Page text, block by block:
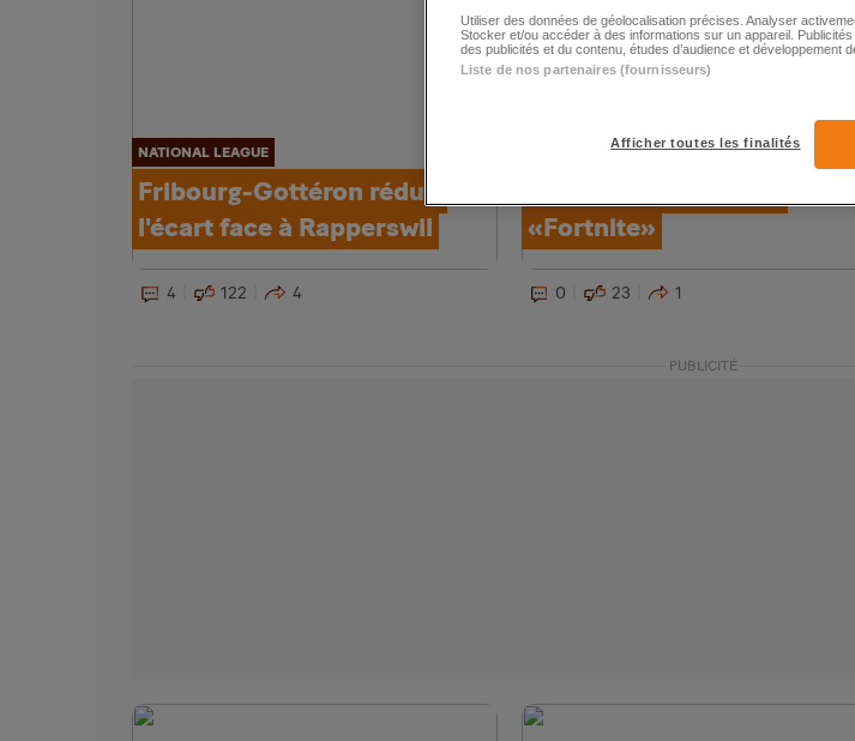
NATIONAL LEAGUE
Fribourg-Gottéron réduit
l'écart face à Rapperswil
4 122 4
Epic Games licencie 1 000
«Fortnite»
0 23 1
PUBLICITÉ
Utiliser des données de géolocalisation précises. Analyser
Stocker et/ou accéder à des informations sur un appareil.
des publicités et du contenu, études d’audience et développement
Liste de nos partenaires (fournisseurs)
Afficher toutes les finalités